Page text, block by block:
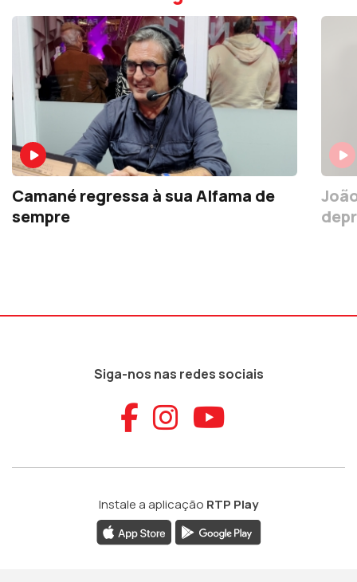
Camané regressa à sua Alfama de
sempre
Siga-nos nas redes sociais
Aceder ao
Aceder ao
Aceder
Instale a aplicação RTP Play